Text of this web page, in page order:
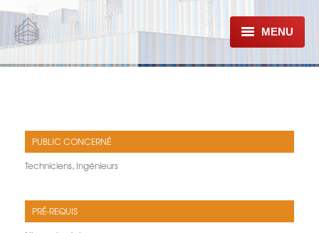
MENU
À PROPOS
CONFORMITÉ E-CAHIER 3747
PUBLIC CONCERNÉ
Techniciens, Ingénieurs
PRÉ-REQUIS